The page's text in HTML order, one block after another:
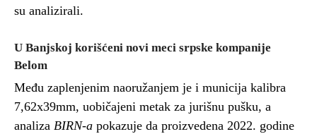
su analizirali.
U Banjskoj korišćeni novi meci srpske kompanije
Belom
Među zaplenjenim naoružanjem je i municija kalibra
7,62x39mm, uobičajeni metak za jurišnu pušku, a
analiza BIRN-a pokazuje da proizvedena 2022. godine